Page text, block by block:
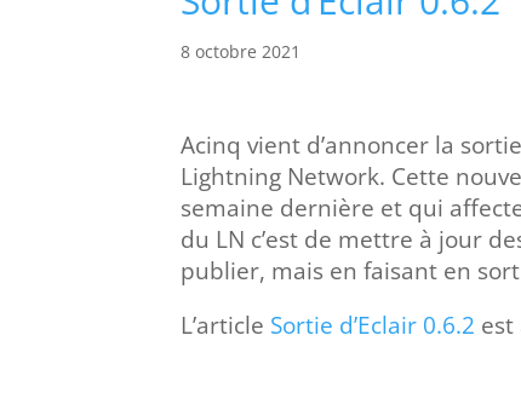
8 octobre 2021
Acinq vient d’annoncer la
Lightning Network. Cette
semaine dernière et qui
du LN c’est de mettre à jour
publier, mais en faisant en
L’article Sortie d’Eclair 0.6.2